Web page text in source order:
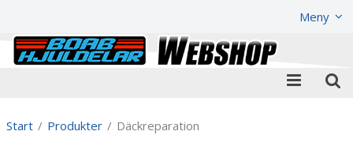
Meny
Start / Produkter / Däckreparation